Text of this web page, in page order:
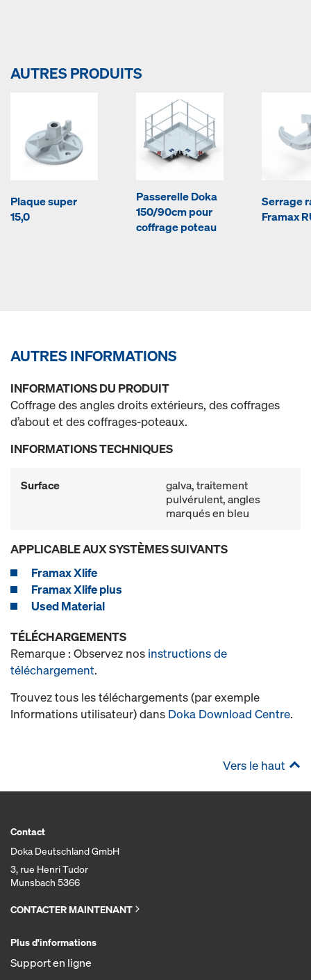
AUTRES PRODUITS
Plaque super
15,0
Passerelle Doka
150/90cm pour
coffrage poteau
Serrage
Framax
AUTRES INFORMATIONS
INFORMATIONS DU PRODUIT
Coffrage des angles droits extérieurs, des coffrages
d’about et des coffrages-poteaux.
INFORMATIONS TECHNIQUES
Surface
galva, traitement
pulvérulent, angles
marqués en bleu
APPLICABLE AUX SYSTÈMES SUIVANTS
Framax Xlife
Framax Xlife plus
Used Material
TÉLÉCHARGEMENTS
Remarque : Observez nos instructions de
téléchargement.
Trouvez tous les téléchargements (par exemple
Informations utilisateur) dans Doka Download Centre.
Vers le haut
Contact
Doka Deutschland GmbH
3, rue Henri Tudor
Munsbach 5366
CONTACTER MAINTENANT
Plus d'informations
Support en ligne